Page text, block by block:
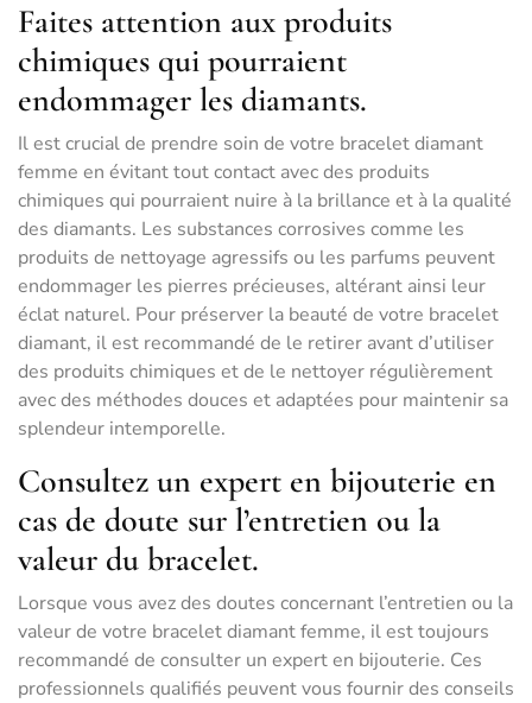
Faites attention aux produits
chimiques qui pourraient
endommager les diamants.
Il est crucial de prendre soin de votre bracelet diamant
femme en évitant tout contact avec des produits
chimiques qui pourraient nuire à la brillance et à la qualité
des diamants. Les substances corrosives comme les
produits de nettoyage agressifs ou les parfums peuvent
endommager les pierres précieuses, altérant ainsi leur
éclat naturel. Pour préserver la beauté de votre bracelet
diamant, il est recommandé de le retirer avant d’utiliser
des produits chimiques et de le nettoyer régulièrement
avec des méthodes douces et adaptées pour maintenir sa
splendeur intemporelle.
Consultez un expert en bijouterie en
cas de doute sur l’entretien ou la
valeur du bracelet.
Lorsque vous avez des doutes concernant l’entretien ou la
valeur de votre bracelet diamant femme, il est toujours
recommandé de consulter un expert en bijouterie. Ces
professionnels qualifiés peuvent vous fournir des conseils